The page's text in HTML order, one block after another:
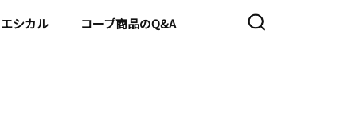
シカル コープ商品のQ&A